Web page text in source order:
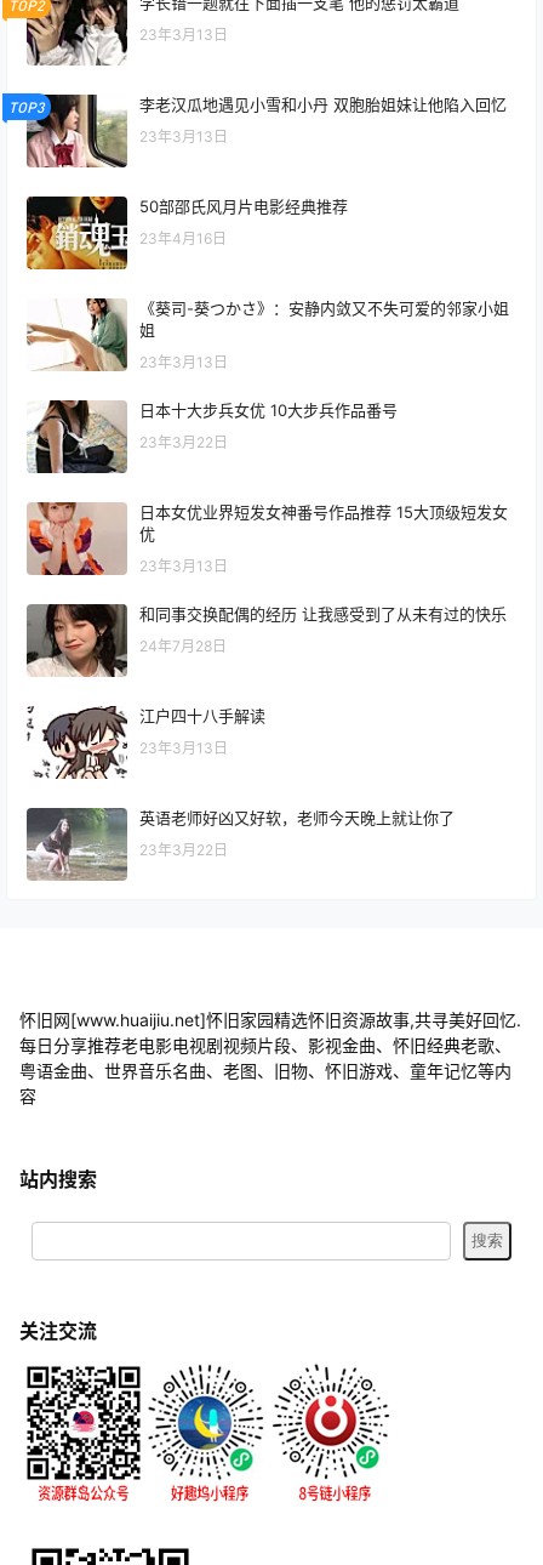
TOP2
23年3月13日
TOP3 李老汉瓜地遇见小雪和小丹 双胞胎姐妹让他陷入回忆
23年3月13日
50部邵氏风月片电影经典推荐
23年4月16日
《葵司-葵つかさ》：安静内敛又不失可爱的邻家小姐
姐
23年3月13日
日本十大步兵女优 10大步兵作品番号
23年3月22日
日本女优业界短发女神番号作品推荐 15大顶级短发女
优
23年3月13日
和同事交换配偶的经历 让我感受到了从未有过的快乐
24年7月28日
江户四十八手解读
23年3月13日
英语老师好凶又好软，老师今天晚上就让你了
23年3月22日
怀旧网[www.huaijiu.net]怀旧家园精选怀旧资源故事,共寻美好回忆.
每日分享推荐老电影电视剧视频片段、影视金曲、怀旧经典老歌、
粤语金曲、世界音乐名曲、老图、旧物、怀旧游戏、童年记忆等内
容
站内搜索
关注交流